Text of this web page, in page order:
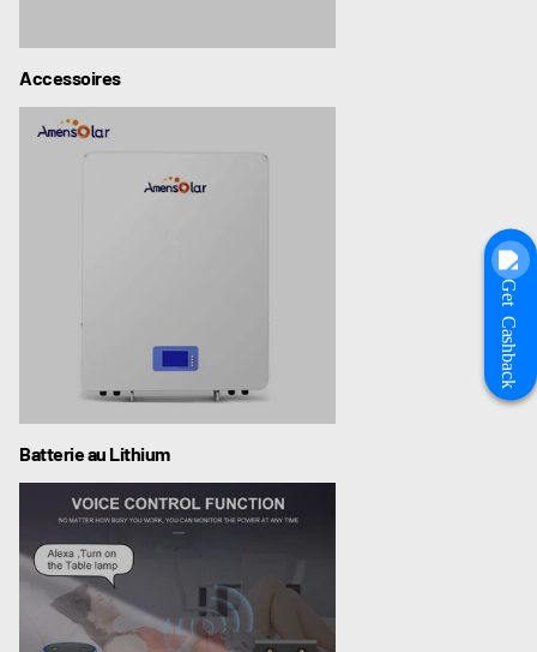
Accessoires
Batterie au Lithium
Get Cashback